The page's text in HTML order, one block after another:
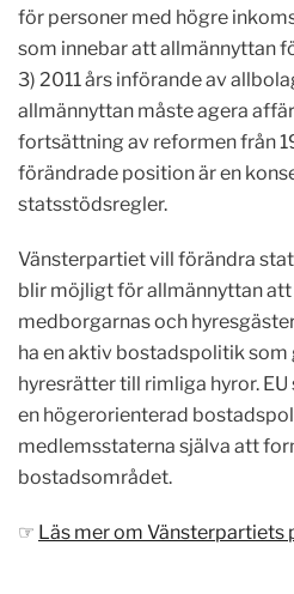
för personer med högre
som innebar att allmännyttan
3) 2011 års införande av
allmännyttan måste agera
fortsättning av reformen från
förändrade position är en
statsstödsregler.
Vänsterpartiet vill förändra
blir möjligt för allmännyttan
medborgarnas och
ha en aktiv bostadspolitik som
hyresrätter till rimliga hyror.
en högerorienterad
medlemsstaterna själva att
bostadsområdet.
☞ Läs mer om Vänsterpartiets